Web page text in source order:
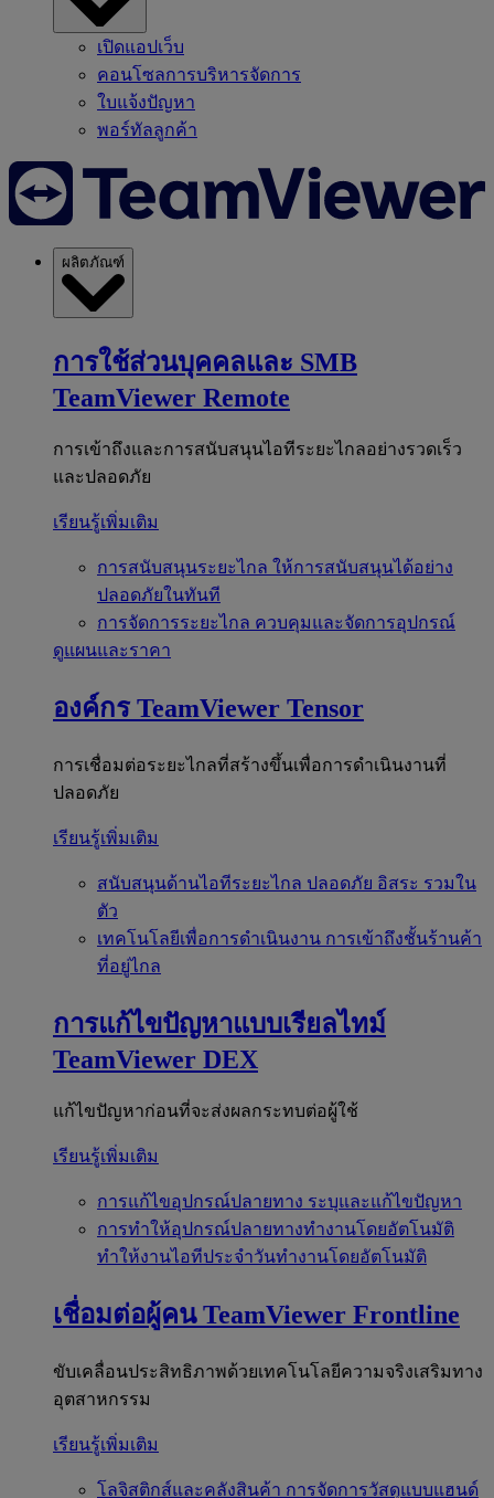
เปิดแอปเว็บ
คอนโซลการบริหารจัดการ
ใบแจ้งปัญหา
พอร์ทัลลูกค้า
ผลิตภัณฑ์
การใช้ส่วนบุคคลและ SMB
TeamViewer Remote
การเข้าถึงและการสนับสนุนไอทีระยะไกลอย่างรวดเร็ว
และปลอดภัย
เรียนรู้เพิ่มเติม
การสนับสนุนระยะไกล ให้การสนับสนุนได้อย่าง
ปลอดภัยในทันที
การจัดการระยะไกล ควบคุมและจัดการอุปกรณ์
ดูแผนและราคา
องค์กร TeamViewer Tensor
การเชื่อมต่อระยะไกลที่สร้างขึ้นเพื่อการดำเนินงานที่
ปลอดภัย
เรียนรู้เพิ่มเติม
สนับสนุนด้านไอทีระยะไกล ปลอดภัย อิสระ รวมใน
ตัว
เทคโนโลยีเพื่อการดำเนินงาน การเข้าถึงชั้นร้านค้า
ที่อยู่ไกล
การแก้ไขปัญหาแบบเรียลไทม์
TeamViewer DEX
แก้ไขปัญหาก่อนที่จะส่งผลกระทบต่อผู้ใช้
เรียนรู้เพิ่มเติม
การแก้ไขอุปกรณ์ปลายทาง ระบุและแก้ไขปัญหา
การทำให้อุปกรณ์ปลายทางทำงานโดยอัตโนมัติ
ทำให้งานไอทีประจำวันทำงานโดยอัตโนมัติ
เชื่อมต่อผู้คน TeamViewer Frontline
ขับเคลื่อนประสิทธิภาพด้วยเทคโนโลยีความจริงเสริมทาง
อุตสาหกรรม
เรียนรู้เพิ่มเติม
โลจิสติกส์และคลังสินค้า การจัดการวัสดุแบบแฮนด์